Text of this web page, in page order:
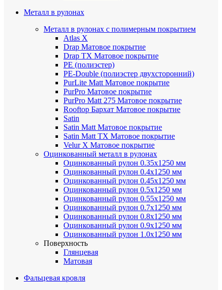
Металл в рулонах
Металл в рулонах с полимерным покрытием
Atlas X
Drap Матовое покрытие
Drap TX Матовое покрытие
PE (полиэстер)
PE-Double (полиэстер двухсторонний)
PurLite Мatt Матовое покрытие
PurPro Матовое покрытие
PurPro Matt 275 Матовое покрытие
Rooftop Бархат Матовое покрытие
Satin
Satin Мatt Матовое покрытие
Satin Matt TX Матовое покрытие
Velur X Матовое покрытие
Оцинкованный металл в рулонах
Оцинкованный рулон 0.35х1250 мм
Оцинкованный рулон 0.4х1250 мм
Оцинкованный рулон 0.45х1250 мм
Оцинкованный рулон 0.5х1250 мм
Оцинкованный рулон 0.55х1250 мм
Оцинкованный рулон 0.7х1250 мм
Оцинкованный рулон 0.8х1250 мм
Оцинкованный рулон 0.9х1250 мм
Оцинкованный рулон 1.0х1250 мм
Поверхность
Глянцевая
Матовая
Фальцевая кровля